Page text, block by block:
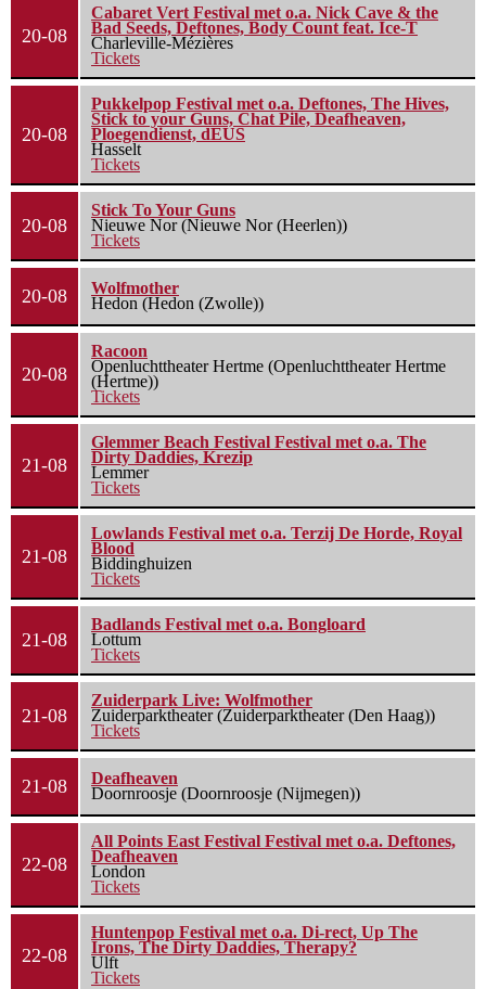
20-08
Cabaret Vert Festival met o.a. Nick Cave & the
Bad Seeds, Deftones, Body Count feat. Ice-T
Charleville-Mézières
Tickets
20-08
Pukkelpop Festival met o.a. Deftones, The Hives,
Stick to your Guns, Chat Pile, Deafheaven,
Ploegendienst, dEUS
Hasselt
Tickets
20-08
Stick To Your Guns
Nieuwe Nor (Nieuwe Nor (Heerlen))
Tickets
20-08
Wolfmother
Hedon (Hedon (Zwolle))
20-08
Racoon
Openluchttheater Hertme (Openluchttheater Hertme
(Hertme))
Tickets
21-08
Glemmer Beach Festival Festival met o.a. The
Dirty Daddies, Krezip
Lemmer
Tickets
21-08
Lowlands Festival met o.a. Terzij De Horde, Royal
Blood
Biddinghuizen
Tickets
21-08
Badlands Festival met o.a. Bongloard
Lottum
Tickets
21-08
Zuiderpark Live: Wolfmother
Zuiderparktheater (Zuiderparktheater (Den Haag))
Tickets
21-08
Deafheaven
Doornroosje (Doornroosje (Nijmegen))
22-08
All Points East Festival Festival met o.a. Deftones,
Deafheaven
London
Tickets
22-08
Huntenpop Festival met o.a. Di-rect, Up The
Irons, The Dirty Daddies, Therapy?
Ulft
Tickets